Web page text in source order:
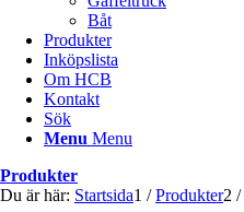
Båt
Produkter
Inköpslista
Om HCB
Kontakt
Sök
Menu Menu
Produkter
Du är här: Startsida1 / Produkter2 /